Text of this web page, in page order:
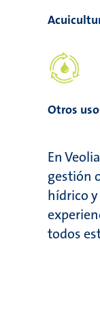
Otros
En
gestión
hídrico
todos